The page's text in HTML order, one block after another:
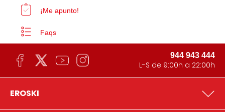
¡Me apunto!
Faqs
944 943 444
L-S de 9:00h a 22:00h
EROSKI